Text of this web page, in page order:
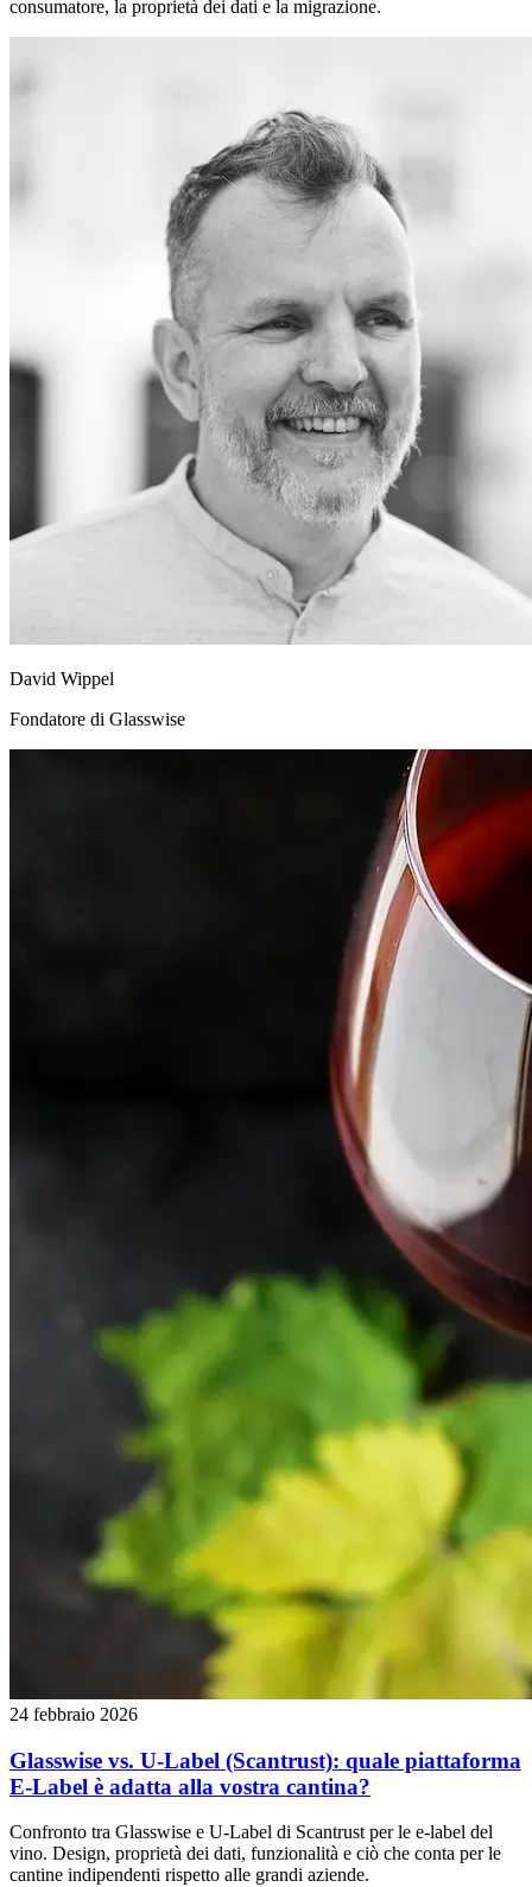
consumatore, la proprietà dei dati e la migrazione.
David Wippel
Fondatore di Glasswise
24 febbraio 2026
Glasswise vs. U-Label (Scantrust): quale piattaforma
E-Label è adatta alla vostra cantina?
Confronto tra Glasswise e U-Label di Scantrust per le e-label del
vino. Design, proprietà dei dati, funzionalità e ciò che conta per le
cantine indipendenti rispetto alle grandi aziende.